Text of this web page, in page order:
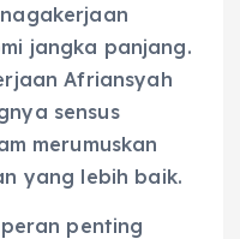
jangka panjang.
Afriansyah
sensus
merumuskan
yang lebih baik.
peran penting